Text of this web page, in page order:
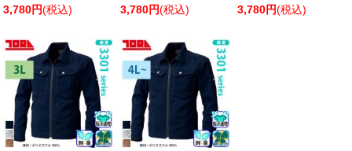
3,780円(税込) 3,780円(税込) 3,780円(税込)